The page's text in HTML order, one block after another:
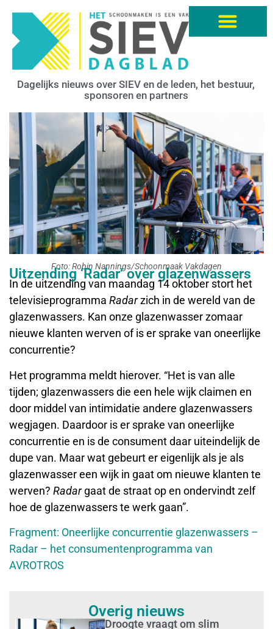
Dagelijks nieuws over SIEV en de leden, het bestuur,
sponsoren en partners
Foto: Robin Nannings/Schoonmaak Vakdagen
Uitzending ‘Radar’ over glazenwassers
In de uitzending van maandag 14 oktober stort het
televisieprogramma Radarzich in de wereld van de
glazenwassers. Kan onze glazenwasser zomaar
nieuwe klanten werven of is er sprake van oneerlijke
concurrentie?
Het programma meldt hierover. “Het is van alle
tijden; glazenwassers die een hele wijk claimen en
door middel van intimidatie andere glazenwassers
wegjagen. Daardoor is er sprake van oneerlijke
concurrentie en is de consument daar uiteindelijk de
dupe van. Maar wat gebeurt er eigenlijk als je als
glazenwasser een wijk in gaat om nieuwe klanten te
werven? Radargaat de straat op en ondervindt zelf
hoe de glazenwassers te werk gaan”.
Fragment: Oneerlijke concurrentie glazenwassers –
Radar – het consumentenprogramma van
AVROTROS
Overig nieuws
Droogte vraagt om slim